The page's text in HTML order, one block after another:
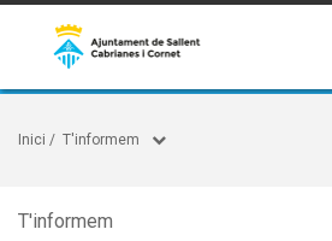
Inici / T'informem
T'informem